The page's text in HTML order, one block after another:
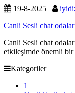
19-8-2025
Canli Sesli chat
Canli Sesli chat
etkileşimde önemli
Kategoriler
1